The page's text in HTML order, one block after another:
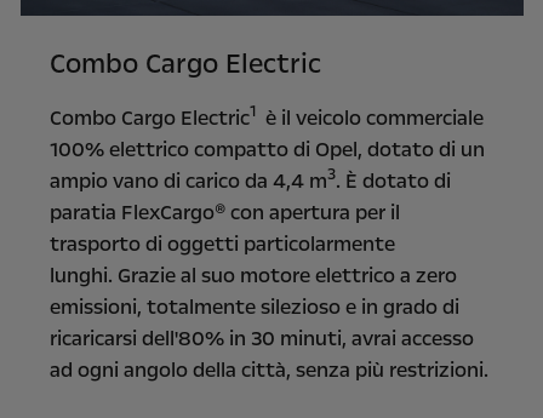
Combo Cargo Electric
Combo Cargo Electric1è il veicolo commerciale
100% elettrico compatto di Opel, dotato di un
ampio vano di carico da 4,4 m3. È dotato di
paratia FlexCargo® con apertura per il
trasporto di oggetti particolarmente
lunghi. Grazie al suo motore elettrico a zero
emissioni, totalmente silezioso e in grado di
ricaricarsi dell'80% in 30 minuti, avrai accesso
ad ogni angolo della città, senza più restrizioni.